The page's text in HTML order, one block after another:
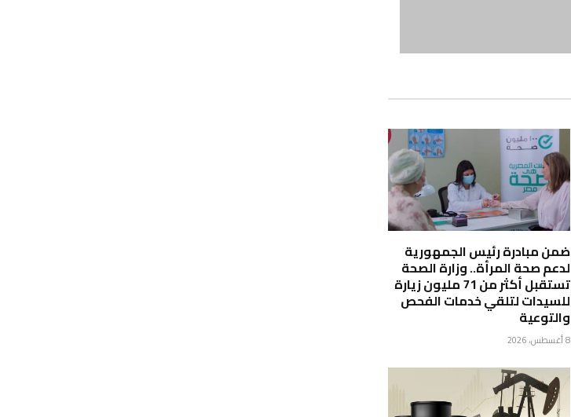
ضمن مبادرة رئيس الجمهورية
لدعم صحة المرأة.. وزارة الصحة
تستقبل أكثر من 71 مليون زيارة
للسيدات لتلقي خدمات الفحص
والتوعية
8 أغسطس، 2026